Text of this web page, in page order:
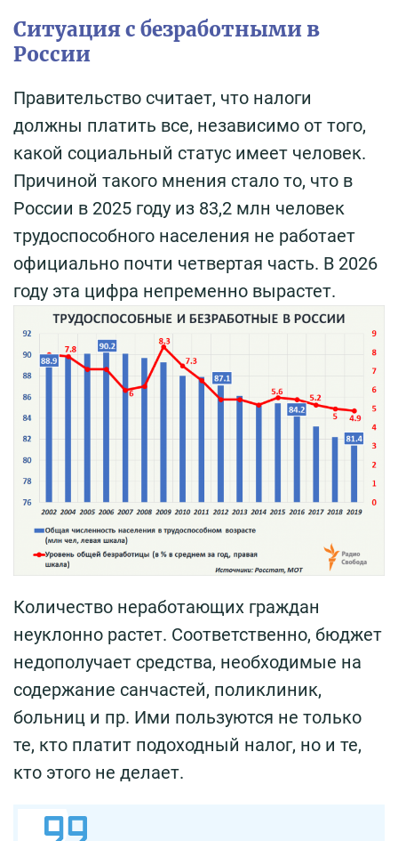
Ситуация с безработными в
России
Правительство считает, что налоги
должны платить все, независимо от того,
какой социальный статус имеет человек.
Причиной такого мнения стало то, что в
России в 2025 году из 83,2 млн человек
трудоспособного населения не работает
официально почти четвертая часть. В 2026
году эта цифра непременно вырастет.
Количество неработающих граждан
неуклонно растет. Соответственно, бюджет
недополучает средства, необходимые на
содержание санчастей, поликлиник,
больниц и пр. Ими пользуются не только
те, кто платит подоходный налог, но и те,
кто этого не делает.